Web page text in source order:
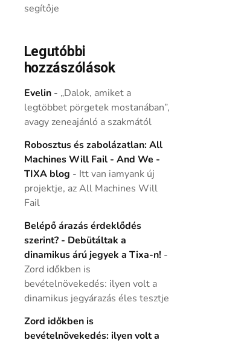
segítője
Legutóbbi
hozzászólások
Evelin- „Dalok, amiket a
legtöbbet pörgetek mostanában”,
avagy zeneajánló a szakmától
Robosztus és zabolázatlan: All
Machines Will Fail - And We -
TIXA blog - Itt van iamyank új
projektje, az All Machines Will
Fail
Belépő árazás érdeklődés
szerint? - Debütáltak a
dinamikus árú jegyek a Tixa-n! -
Zord időkben is
bevételnövekedés: ilyen volt a
dinamikus jegyárazás éles tesztje
Zord időkben is
bevételnövekedés: ilyen volt a